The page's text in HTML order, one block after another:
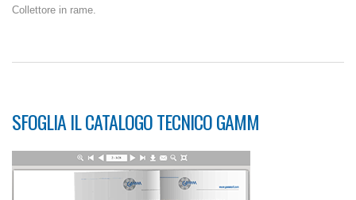
Collettore in rame.
SFOGLIA IL CATALOGO TECNICO GAMM